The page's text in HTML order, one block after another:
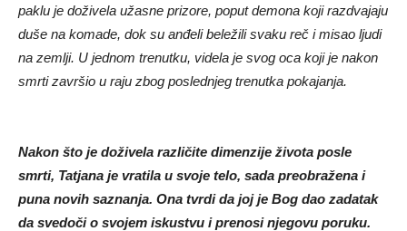
paklu je doživela užasne prizore, poput demona koji razdvajaju
duše na komade, dok su anđeli beležili svaku reč i misao ljudi
na zemlji. U jednom trenutku, videla je svog oca koji je nakon
smrti završio u raju zbog poslednjeg trenutka pokajanja.
Nakon što je doživela različite dimenzije života posle
smrti, Tatjana je vratila u svoje telo, sada preobražena i
puna novih saznanja. Ona tvrdi da joj je Bog dao zadatak
da svedoči o svojem iskustvu i prenosi njegovu poruku.